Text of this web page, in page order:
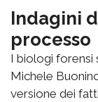
Indagini
processo
I biologi forensi
Michele
versione dei